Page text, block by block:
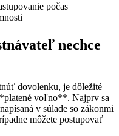
počas
nechce
dovolenku, je dôležité
voľno**. Najprv sa
v súlade so zákonmi
môžete postupovať